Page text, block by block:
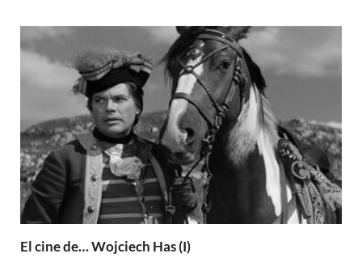
El cine de… Wojciech Has (I)